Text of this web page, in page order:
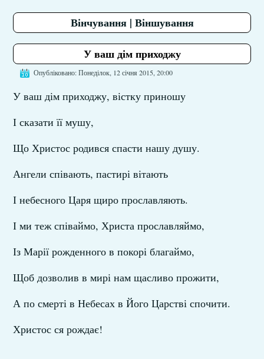
Вінчування | Віншування
У ваш дім приходжу
Опубліковано: Понеділок, 12 січня 2015, 20:00
У ваш дім приходжу, вістку приношу
І сказати її мушу,
Що Христос родився спасти нашу душу.
Ангели співають, пастирі вітають
І небесного Царя щиро прославляють.
І ми теж співаймо, Христа прославляймо,
Із Марії рожденного в покорі благаймо,
Щоб дозволив в мирі нам щасливо прожити,
А по смерті в Небесах в Його Царстві спочити.
Христос ся рождає!